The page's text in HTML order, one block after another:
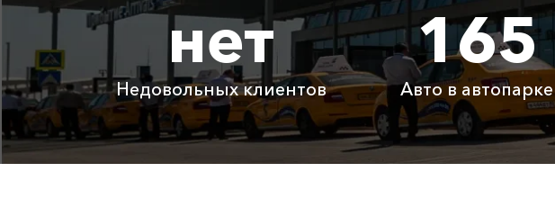
Абрау-Дюрсо ⇆ Эстосадок
Абрау-Дюрсо ⇆ Красногвардейское 1855 ₽
Детское автокресло Бесплатно
Ожидание машины Бесплатно
нет
Недовольных клиентов
165
Авто в автопарке